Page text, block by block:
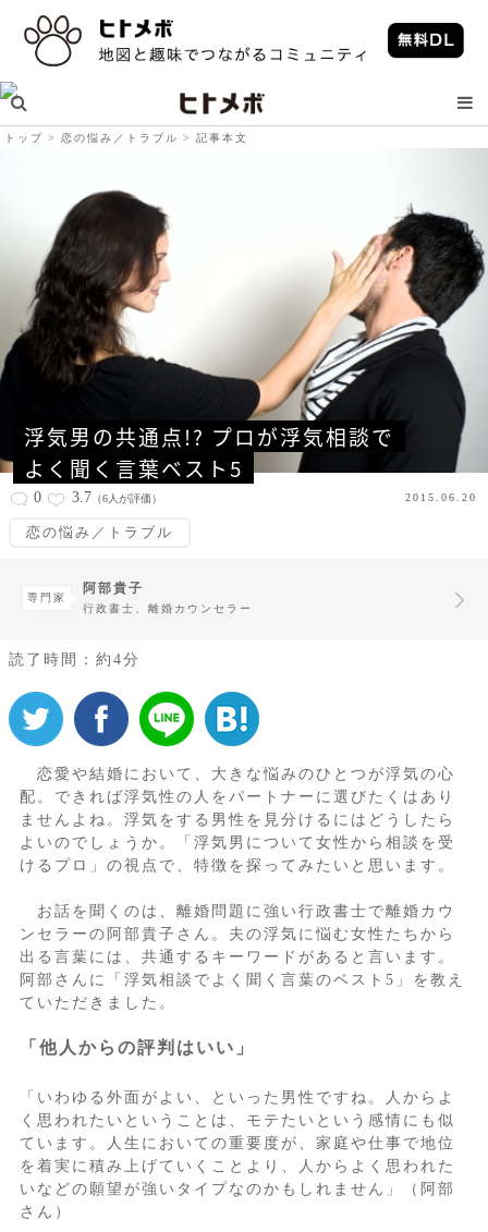
トップ 恋の悩み／トラブル 記事本文
浮気男の共通点!? プロが浮気相談で
よく聞く言葉ベスト5
0 3.7 （6人が評価） 2015.06.20
恋の悩み／トラブル
専門家
阿部貴子
行政書士、離婚カウンセラー
読了時間：約4分
恋愛や結婚において、大きな悩みのひとつが浮気の心
配。できれば浮気性の人をパートナーに選びたくはあり
ませんよね。浮気をする男性を見分けるにはどうしたら
よいのでしょうか。「浮気男について女性から相談を受
けるプロ」の視点で、特徴を探ってみたいと思います。
お話を聞くのは、離婚問題に強い行政書士で離婚カウ
ンセラーの阿部貴子さん。夫の浮気に悩む女性たちから
出る言葉には、共通するキーワードがあると言います。
阿部さんに「浮気相談でよく聞く言葉のベスト5」を教え
ていただきました。
「他人からの評判はいい」
「いわゆる外面がよい、といった男性ですね。人からよ
く思われたいということは、モテたいという感情にも似
ています。人生においての重要度が、家庭や仕事で地位
を着実に積み上げていくことより、人からよく思われた
いなどの願望が強いタイプなのかもしれません」（阿部
さん）